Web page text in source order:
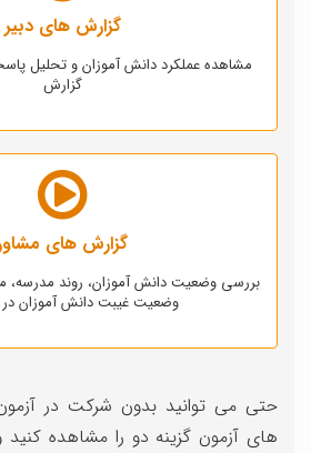
گزارش های دبیر
گزارش
گزارش های
بررسی وضعیت دانش آموزان، روند مدرسه،
وضعیت غیبت دانش آموزان در 4
حتی می توانید بدون شرکت در
های آزمون گزینه دو را مشاهده